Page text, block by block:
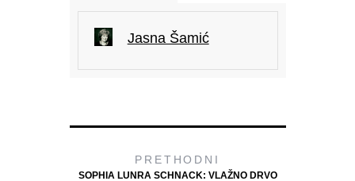
Jasna Šamić
PRETHODNI
SOPHIA LUNRA SCHNACK: VLAŽNO DRVO